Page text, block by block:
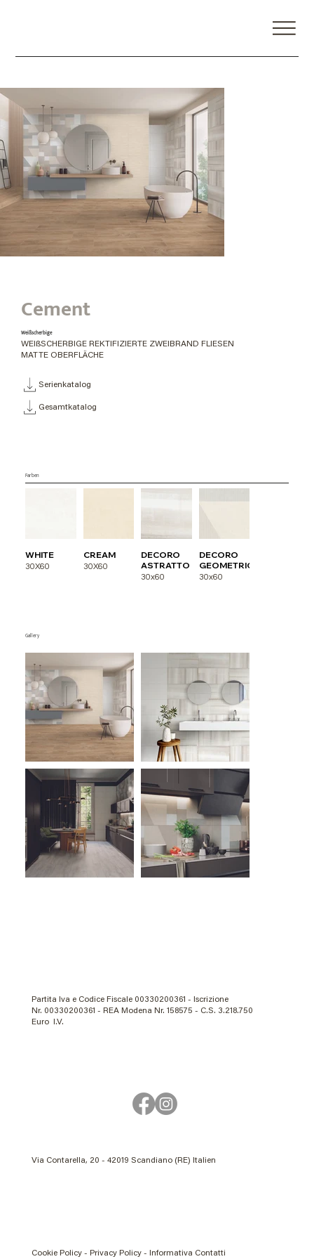
Cement
Weißscherbige
WEIßSCHERBIGE REKTIFIZIERTE ZWEIBRAND FLIESEN
MATTE OBERFLÄCHE
Serienkatalog
Gesamtkatalog
Farben
WHITE
30X60
CREAM
30X60
DECORO
ASTRATTO
30x60
DECORO
GEOMETRICO
30x60
Gallery
Via Contarella, 20 - 42019 Scandiano (RE) Italien
Cookie Policy - Privacy Policy - Informativa Contatti
Partita Iva e Codice Fiscale 00330200361 - Iscrizione
Nr. 00330200361 - REA Modena Nr. 158575 - C.S. 3.218.750
Euro I.V.